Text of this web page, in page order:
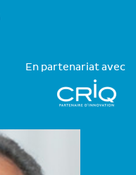
En partenariat avec